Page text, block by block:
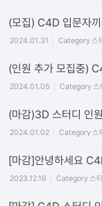
(모집) C4D 입문자
2024.01.31 Category스
(인원 추가 모집중)
2024.01.05 Category스
(마감)3D 스터디 인
2024.01.02 Category스
[마감]안녕하세요
2023.12.16 Category스